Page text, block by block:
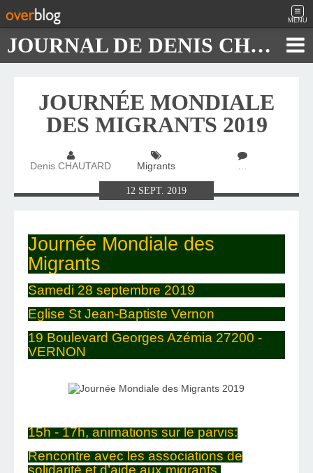
MENU
JOURNAL DE DENIS CHAUTARD
JOURNÉE MONDIALE
DES MIGRANTS 2019
Denis CHAUTARD Migrants …
12 SEPT.2019
Journée Mondiale des
Migrants
Samedi 28 septembre 2019
Eglise St Jean-Baptiste Vernon
19 Boulevard Georges Azémia 27200 -
VERNON
15h - 17h, animations sur le parvis:
Rencontre avec les associations de